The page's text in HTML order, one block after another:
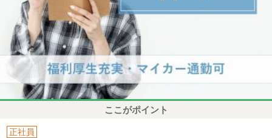
ここがポイント
正社員